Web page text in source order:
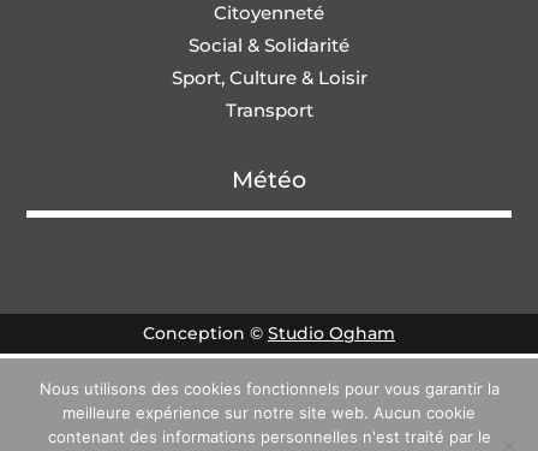
Citoyenneté
Social & Solidarité
Sport, Culture & Loisir
Transport
Météo
Conception © Studio Ogham
Nous utilisons des cookies fonctionnels pour vous garantir la
meilleure expérience sur notre site web. Aucun cookie
contenant des informations personnelles n'est traité par le